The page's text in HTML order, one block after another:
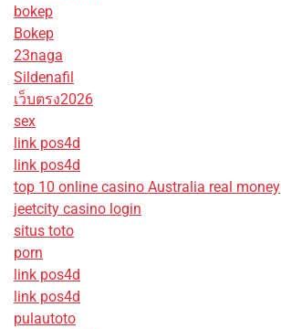
bokep
Bokep
23naga
Sildenafil
เว็บตรง2026
sex
link pos4d
link pos4d
top 10 online casino Australia real money
jeetcity casino login
situs toto
porn
link pos4d
link pos4d
pulautoto